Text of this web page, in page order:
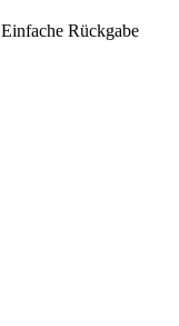
Einfache Rückgabe